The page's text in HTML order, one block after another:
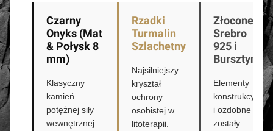
Czarny
Onyks (Mat
& Połysk 8
mm)
Klasyczny
kamień
potężnej siły
wewnętrznej.
Rzadki
Turmalin
Szlachetny
Najsilniejszy
kryształ
ochrony
osobistej w
litoterapii.
Złocone
Srebro
925 i
Bursztyn
Elementy
konstrukcyjne
i ozdobne
zostały